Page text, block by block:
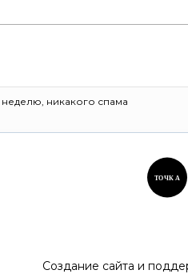
никакого спама
ТОЧК А
Создание сайта и